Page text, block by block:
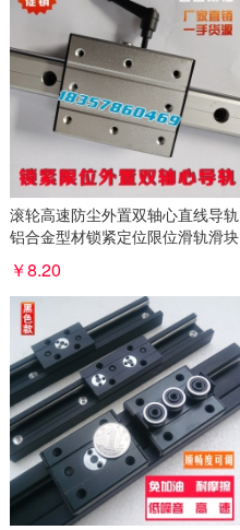
滚轮高速防尘外置双轴心直线导轨
铝合金型材锁紧定位限位滑轨滑块
￥8.20